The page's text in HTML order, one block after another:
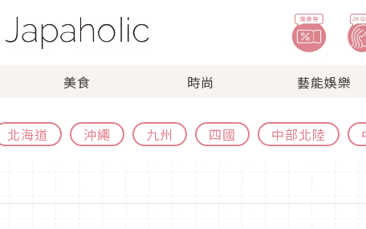
美食 時尚 藝能娛樂
北海道 沖繩 九州 四國 中部北陸